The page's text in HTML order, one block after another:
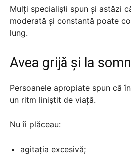
Mulți specialiști spun și astăzi
moderată și constantă poate
lung.
Avea grijă și la
Persoanele apropiate spun că
un ritm liniștit de viață.
Nu îi plăceau:
agitația excesivă;